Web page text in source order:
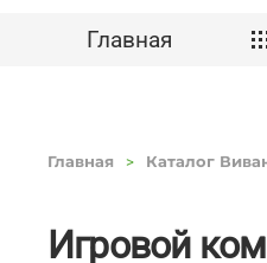
Главная
Главная Каталог
Игровой